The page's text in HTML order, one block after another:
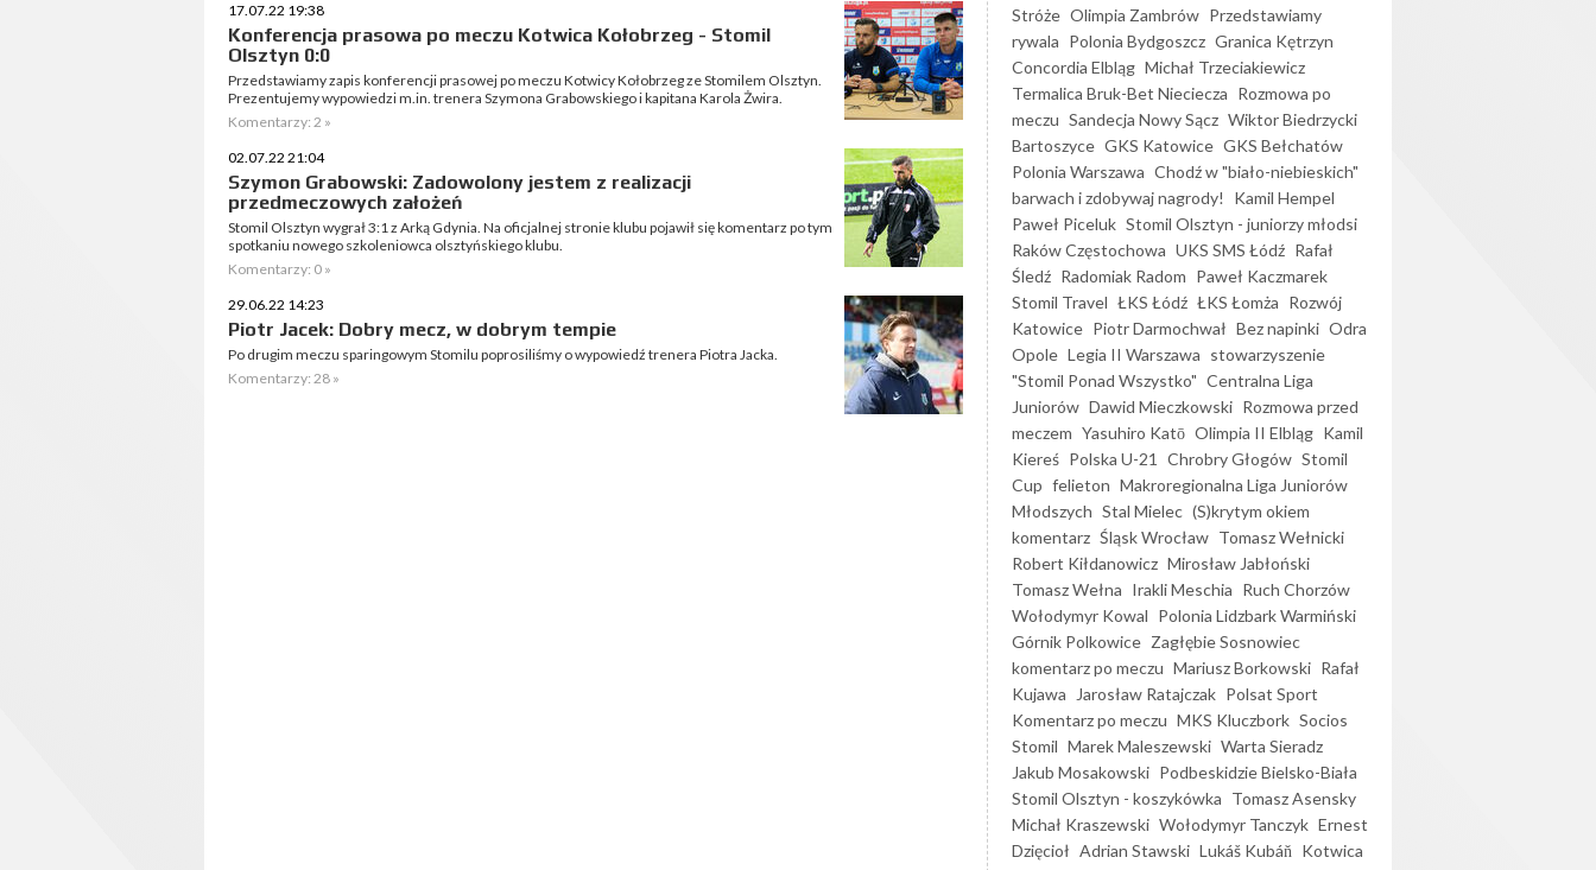
17.07.22 19:38
Konferencja prasowa po meczu Kotwica Kołobrzeg - Stomil
Olsztyn 0:0
Przedstawiamy zapis konferencji prasowej po meczu Kotwicy Kołobrzeg ze Stomilem Olsztyn.
Prezentujemy wypowiedzi m.in. trenera Szymona Grabowskiego i kapitana Karola Żwira.
Komentarzy: 2 »
02.07.22 21:04
Szymon Grabowski: Zadowolony jestem z realizacji
przedmeczowych założeń
Stomil Olsztyn wygrał 3:1 z Arką Gdynia. Na oficjalnej stronie klubu pojawił się komentarz po tym
spotkaniu nowego szkoleniowca olsztyńskiego klubu.
Komentarzy: 0 »
29.06.22 14:23
Piotr Jacek: Dobry mecz, w dobrym tempie
Po drugim meczu sparingowym Stomilu poprosiliśmy o wypowiedź trenera Piotra Jacka.
Komentarzy: 28 »
Stróże Olimpia Zambrów Przedstawiamy
rywala Polonia Bydgoszcz Granica Kętrzyn
Concordia Elbląg Michał Trzeciakiewicz
Termalica Bruk-Bet Nieciecza Rozmowa po
meczu Sandecja Nowy Sącz Wiktor Biedrzycki
Bartoszyce GKS Katowice GKS Bełchatów
Polonia Warszawa Chodź w "biało-niebieskich"
barwach i zdobywaj nagrody!
Kamil Hempel
Paweł Piceluk Stomil Olsztyn - juniorzy młodsi
Raków Częstochowa UKS SMS Łódź Rafał
Śledź Radomiak Radom Paweł Kaczmarek
Stomil Travel ŁKS Łódź ŁKS Łomża Rozwój
Katowice Piotr Darmochwał Bez napinki Odra
Opole Legia II Warszawa stowarzyszenie
"Stomil Ponad Wszystko" Centralna Liga
Juniorów Dawid Mieczkowski Rozmowa przed
meczem Yasuhiro Katō Olimpia II Elbląg Kamil
Kiereś Polska U-21 Chrobry Głogów Stomil
Cup felieton Makroregionalna Liga Juniorów
Młodszych Stal Mielec (S)krytym okiem
komentarz Śląsk Wrocław Tomasz Wełnicki
Robert Kiłdanowicz Mirosław Jabłoński
Tomasz Wełna Irakli Meschia Ruch Chorzów
Wołodymyr Kowal Polonia Lidzbark Warmiński
Górnik Polkowice Zagłębie Sosnowiec
komentarz po meczu Mariusz Borkowski Rafał
Kujawa
Jarosław Ratajczak Polsat Sport
Komentarz po meczu MKS Kluczbork Socios
Stomil Marek Maleszewski Warta Sieradz
Jakub Mosakowski Podbeskidzie Bielsko-Biała
Stomil Olsztyn - koszykówka Tomasz Asensky
Michał Kraszewski Wołodymyr Tanczyk Ernest
Dzięcioł Adrian Stawski Lukáš Kubáň Kotwica